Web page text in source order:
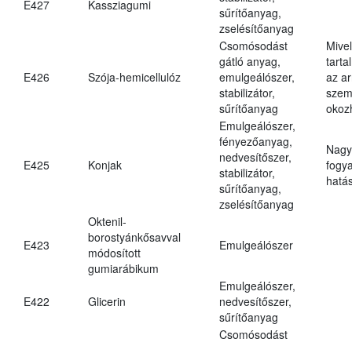
E427 Kassziagumi
sűrítőanyag,
zselésítőanyag
E426 Szója-hemicellulóz
Csomósodást
gátló anyag,
emulgeálószer,
stabilizátor,
sűrítőanyag
az
E425 Konjak
Emulgeálószer,
fényezőanyag,
nedvesítőszer,
stabilizátor,
sűrítőanyag,
zselésítőanyag
E423
Oktenil-
borostyánkősavval
módosított
gumiarábikum
Emulgeálószer
E422 Glicerin
Emulgeálószer,
nedvesítőszer,
sűrítőanyag
Csomósodást